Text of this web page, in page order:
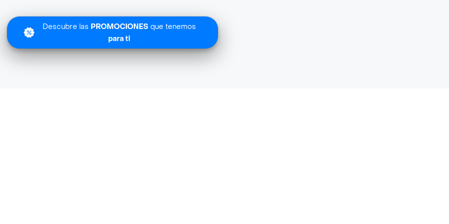
Descubre las PROMOCIONES que tenemos
para ti